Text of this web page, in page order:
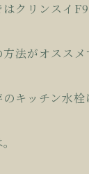
はクリンスイ
方法がオススメ
のキッチン水栓